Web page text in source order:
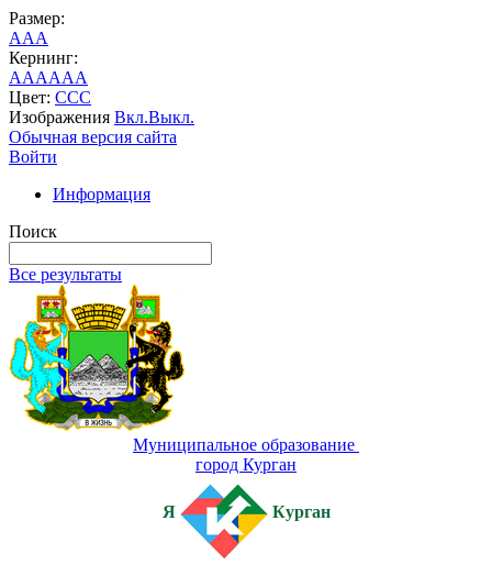
Размер:
AAA
Кернинг:
AAAAAA
Цвет: CCC
Изображения Вкл.Выкл.
Обычная версия сайта
Войти
Информация
Поиск
Все результаты
Муниципальное образование
город Курган
Я Курган